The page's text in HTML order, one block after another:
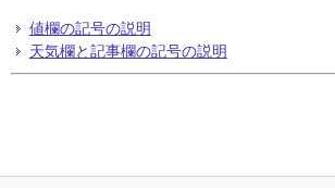
値欄の記号の説明
天気欄と記事欄の記号の説明